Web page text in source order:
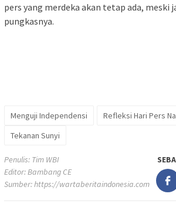
pers yang merdeka akan tetap ada, meski
pungkasnya.
Menguji Independensi
Refleksi Hari Pers
Tekanan Sunyi
Penulis: Tim WBI
Editor: Bambang CE
Sumber:https://wartaberitaindonesia.com